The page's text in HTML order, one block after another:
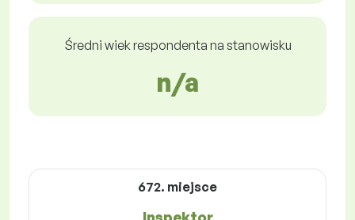
Średni wiek respondenta na stanowisku
n/a
672. miejsce